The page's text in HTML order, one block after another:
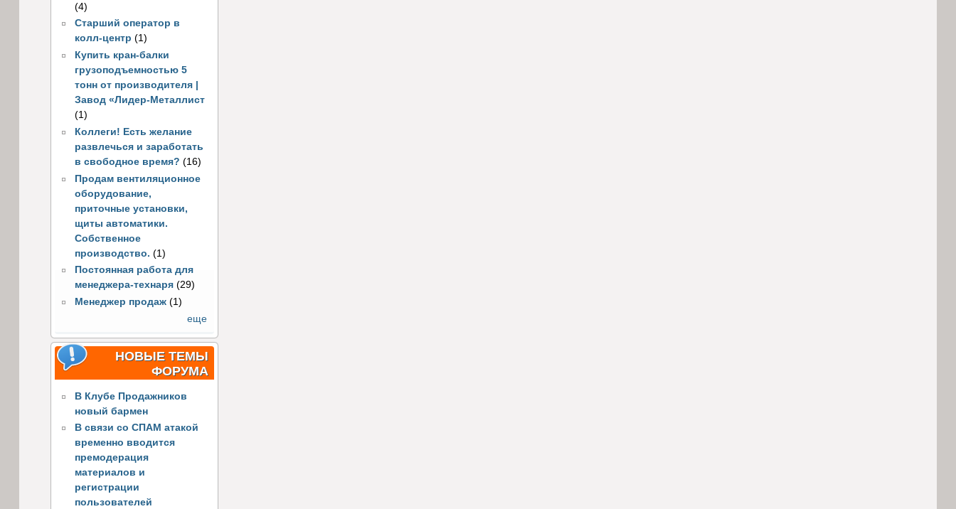
(4)
Старший оператор в
колл-центр (1)
Купить кран-балки
грузоподъемностью 5
тонн от производителя |
Завод «Лидер-Металлист
(1)
Коллеги! Есть желание
развлечься и заработать
в свободное время? (16)
Продам вентиляционное
оборудование,
приточные установки,
щиты автоматики.
Собственное
производство. (1)
Постоянная работа для
менеджера-технаря (29)
Менеджер продаж (1)
еще
НОВЫЕ ТЕМЫ
ФОРУМА
В Клубе Продажников
новый бармен
В связи со СПАМ атакой
временно вводится
премодерация
материалов и
регистрации
пользователей